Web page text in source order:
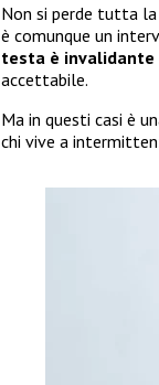
Non si perde tutta
è comunque un
testa è invalidante
accettabile.
Ma in questi casi è
chi vive a